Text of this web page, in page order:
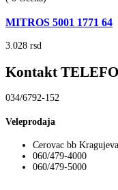
MITROS 5001 1771 64
3.028 rsd
Kontakt
034/6792-152
Veleprodaja
Cerovac bb
060/479-4000
060/479-5000